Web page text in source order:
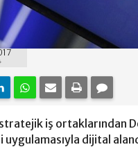
iş ortaklarından
uygulamasıyla dijital